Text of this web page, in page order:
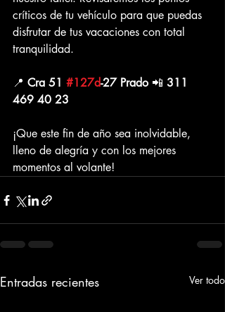
críticos de tu vehículo para que puedas
disfrutar de tus vacaciones con total
tranquilidad.
📍 Cra 51 #127d-27 Prado 📲 311
469 40 23
¡Que este fin de año sea inolvidable,
lleno de alegría y con los mejores
momentos al volante!
Entradas recientes Ver todo